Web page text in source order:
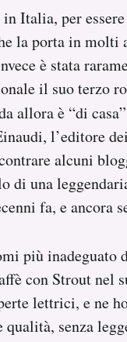
Italia, per
la porta in
è stata
il suo terzo
allora è “di
l’editore
alcuni
di una
fa, e ancora
più
con Strout nel
lettrici, e ne
senza